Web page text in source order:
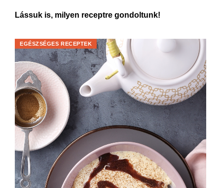
Lássuk is, milyen receptre gondoltunk!
EGÉSZSÉGES RECEPTEK